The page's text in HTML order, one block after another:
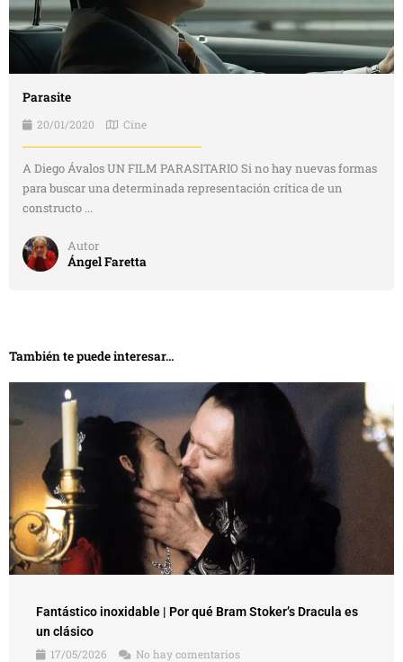
Parasite
20/01/2020 Cine
A Diego Ávalos UN FILM PARASITARIO Si no hay nuevas formas
para buscar una determinada representación crítica de un
constructo ...
Autor
Ángel Faretta
También te puede interesar...
Fantástico inoxidable | Por qué Bram Stoker’s Dracula es
un clásico
17/05/2026
No hay comentarios